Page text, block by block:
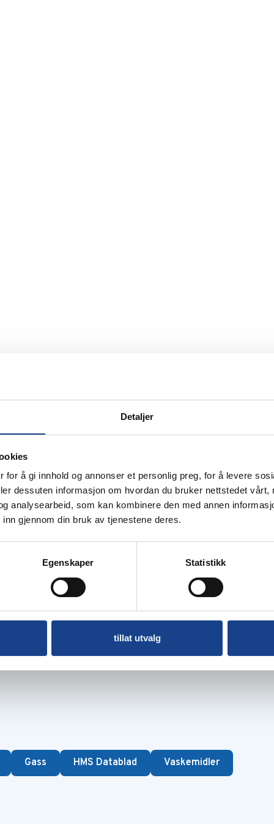
Detaljer
for å gi innhold og annonser et personlig preg, for å levere
dessuten informasjon om hvordan du bruker nettstedet vårt,
analysearbeid, som kan kombinere den med annen
gjennom din bruk av tjenestene deres.
Egenskaper Statistikk
tillat utvalg
Gass HMS Datablad Vaskemidler